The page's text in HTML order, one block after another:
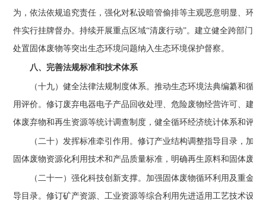
为，依法依规追究责任，强化对私设暗管偷排等主观恶意明显、环
件实行挂牌督办。持续开展重点区域“清废行动”。建立健全跨部门
处置固体废物等突出生态环境问题纳入生态环境保护督察。
八、完善法规标准和技术体系
（十九）健全法律法规制度体系。推动生态环境法典编纂和循
用评价。修订废弃电器电子产品回收处理、危险废物经营许可、建
体废弃物和再生资源等统计调查制度，健全循环经济统计体系和评价
（二十）发挥标准牵引作用。修订产业结构调整指导目录，加
固体废物资源化利用技术和产品质量标准，明确再生原料和固体废
（二十一）强化科技创新支撑。 加强固体废物循环利用及重金
导目录。修订矿产资源、工业资源等综合利用先进适用工艺技术设备